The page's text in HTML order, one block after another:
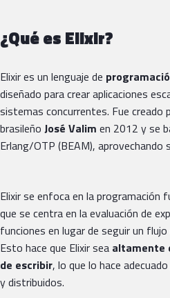
¿Qué es Elixir?
Elixir es un lenguaje de
diseñado para crear aplicaciones
sistemas concurrentes. Fue creado
brasileño José Valim en 2012 y se
Erlang/OTP (BEAM), aprovechando
Elixir se enfoca en la programación
que se centra en la evaluación de
funciones en lugar de seguir un
Esto hace que Elixir sea altamente
de escribir, lo que lo hace
y distribuidos.